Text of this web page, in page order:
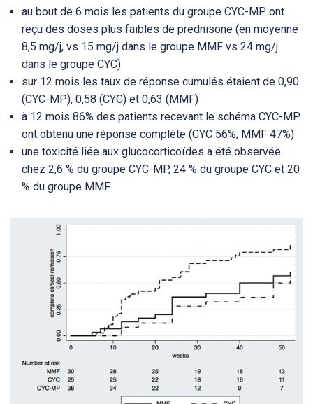
au bout de 6 mois les patients du groupe CYC-MP ont
reçu des doses plus faibles de prednisone (en moyenne
8,5 mg/j, vs 15 mg/j dans le groupe MMF vs 24 mg/j
dans le groupe CYC)
sur 12 mois les taux de réponse cumulés étaient de 0,90
(CYC-MP), 0,58 (CYC) et 0,63 (MMF)
à 12 mois 86% des patients recevant le schéma CYC-MP
ont obtenu une réponse complète (CYC 56%; MMF 47%)
une toxicité liée aux glucocorticoïdes a été observée
chez 2,6 % du groupe CYC-MP, 24 % du groupe CYC et 20
% du groupe MMF